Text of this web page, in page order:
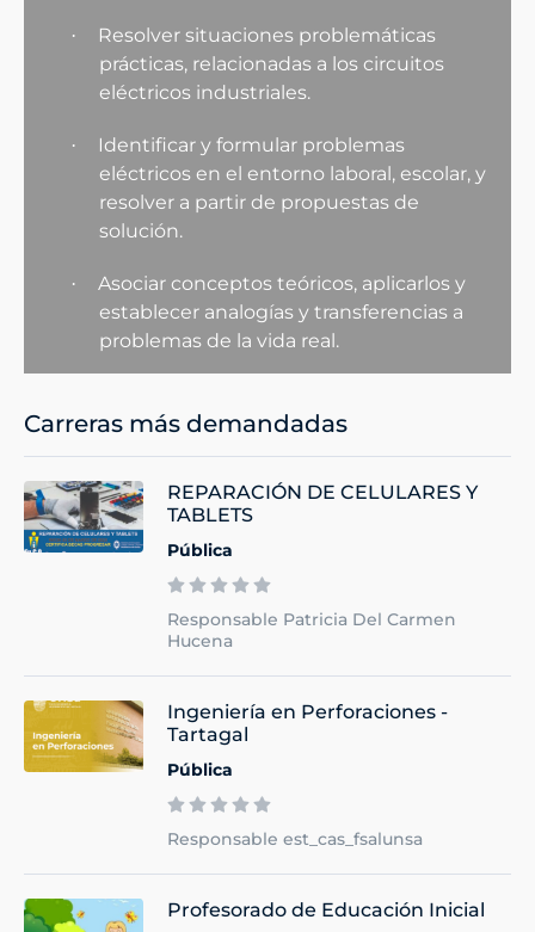
·
Resolver situaciones problemáticas
prácticas, relacionadas a los circuitos
eléctricos industriales.
·
Identificar y formular problemas
eléctricos en el entorno laboral, escolar, y
resolver a partir de propuestas de
solución.
·
Asociar conceptos teóricos, aplicarlos y
establecer analogías y transferencias a
problemas de la vida real.
Carreras más demandadas
REPARACIÓN DE CELULARES Y
TABLETS
Pública
Responsable Patricia Del Carmen
Hucena
Ingeniería en Perforaciones -
Tartagal
Pública
Responsable est_cas_fsalunsa
Profesorado de Educación Inicial